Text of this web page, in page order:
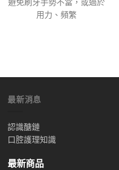
用力、頻繁
最新消息
認識醣鏈
口腔護理知識
最新商品